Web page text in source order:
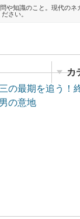
や知識のこと。現代の
さい。
カ